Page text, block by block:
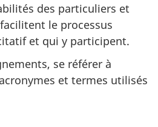
des particuliers et
le processus
et qui y participent.
se référer à
et termes utilisés